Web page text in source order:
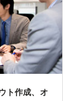
ト作成、オ